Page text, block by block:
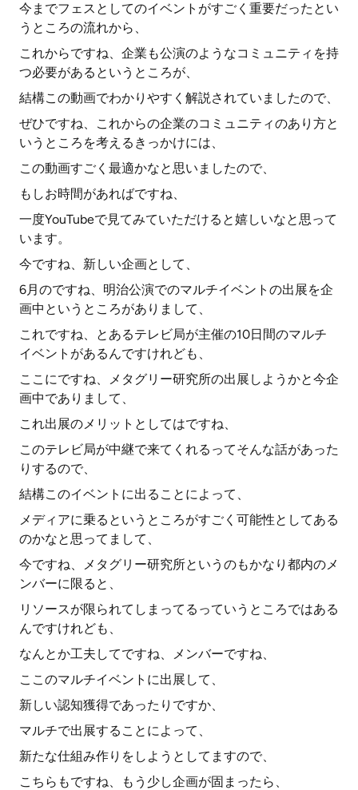
今までフェスとしてのイベントがすごく重要だったとい
うところの流れから、
これからですね、企業も公演のようなコミュニティを持
つ必要があるというところが、
結構この動画でわかりやすく解説されていましたので、
ぜひですね、これからの企業のコミュニティのあり方と
いうところを考えるきっかけには、
この動画すごく最適かなと思いましたので、
もしお時間があればですね、
一度YouTubeで見てみていただけると嬉しいなと思って
います。
今ですね、新しい企画として、
6月のですね、明治公演でのマルチイベントの出展を企
画中というところがありまして、
これですね、とあるテレビ局が主催の10日間のマルチ
イベントがあるんですけれども、
ここにですね、メタグリー研究所の出展しようかと今企
画中でありまして、
これ出展のメリットとしてはですね、
このテレビ局が中継で来てくれるってそんな話があった
りするので、
結構このイベントに出ることによって、
メディアに乗るというところがすごく可能性としてある
のかなと思ってまして、
今ですね、メタグリー研究所というのもかなり都内のメ
ンバーに限ると、
リソースが限られてしまってるっていうところではある
んですけれども、
なんとか工夫してですね、メンバーですね、
ここのマルチイベントに出展して、
新しい認知獲得であったりですか、
マルチで出展することによって、
新たな仕組み作りをしようとしてますので、
こちらもですね、もう少し企画が固まったら、